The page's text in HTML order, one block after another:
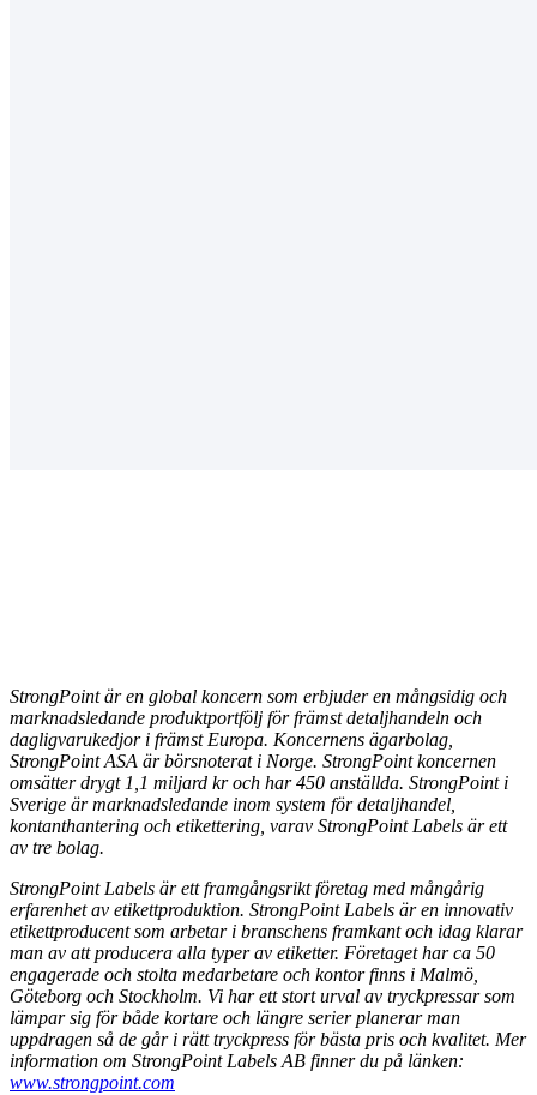
StrongPoint är en global koncern som erbjuder en mångsidig och
marknadsledande produktportfölj för främst detaljhandeln och
dagligvarukedjor i främst Europa. Koncernens ägarbolag,
StrongPoint ASA är börsnoterat i Norge. StrongPoint koncernen
omsätter drygt 1,1 miljard kr och har 450 anställda. StrongPoint i
Sverige är marknadsledande inom system för detaljhandel,
kontanthantering och etikettering, varav StrongPoint Labels är ett
av tre bolag.
StrongPoint Labels är ett framgångsrikt företag med mångårig
erfarenhet av etikettproduktion. StrongPoint Labels är en innovativ
etikettproducent som arbetar i branschens framkant och idag klarar
man av att producera alla typer av etiketter. Företaget har ca 50
engagerade och stolta medarbetare och kontor finns i Malmö,
Göteborg och Stockholm. Vi har ett stort urval av tryckpressar som
lämpar sig för både kortare och längre serier planerar man
uppdragen så de går i rätt tryckpress för bästa pris och kvalitet. Mer
information om StrongPoint Labels AB finner du på länken:
www.strongpoint.com